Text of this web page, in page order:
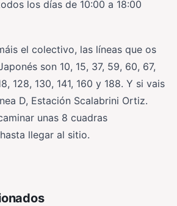
los días de 10:00 a 18:00
el colectivo, las líneas que os
son 10, 15, 37, 59, 60, 67,
128, 130, 141, 160 y 188. Y si vais
D, Estación Scalabrini Ortiz.
unas 8 cuadras
llegar al sitio.